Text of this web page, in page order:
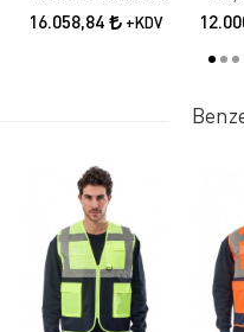
Boyalı
16.058,84 +KDV